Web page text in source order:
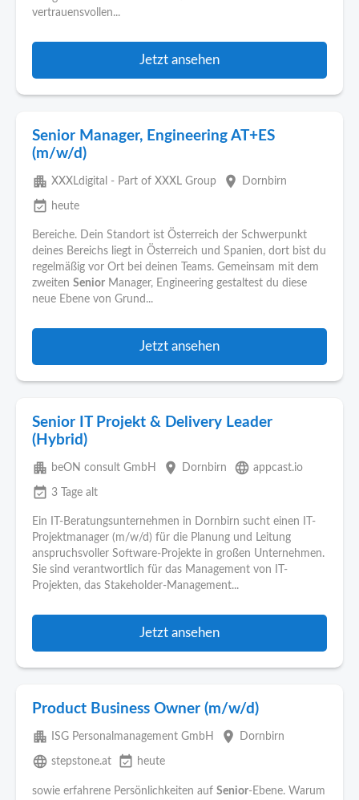
vertrauensvollen...
Jetzt ansehen
Senior Manager, Engineering AT+ES
(m/w/d)
apartment XXXLdigital - Part of XXXL Group place Dornbirn
event_available heute
Bereiche. Dein Standort ist Österreich der Schwerpunkt
deines Bereichs liegt in Österreich und Spanien, dort bist du
regelmäßig vor Ort bei deinen Teams. Gemeinsam mit dem
zweiten Senior Manager, Engineering gestaltest du diese
neue Ebene von Grund...
Jetzt ansehen
Senior IT Projekt & Delivery Leader
(Hybrid)
apartment beON consult GmbH place Dornbirn language appcast.io
event_available 3 Tage alt
Ein IT-Beratungsunternehmen in Dornbirn sucht einen IT-
Projektmanager (m/w/d) für die Planung und Leitung
anspruchsvoller Software-Projekte in großen Unternehmen.
Sie sind verantwortlich für das Management von IT-
Projekten, das Stakeholder-Management...
Jetzt ansehen
Product Business Owner (m/w/d)
apartment ISG Personalmanagement GmbH place Dornbirn
language stepstone.at event_available heute
sowie erfahrene Persönlichkeiten auf Senior-Ebene. Warum